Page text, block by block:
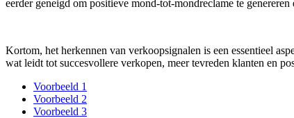
eerder geneigd om positieve mond-tot-mondreclame te genereren
Kortom, het herkennen van verkoopsignalen is een essentieel
wat leidt tot succesvollere verkopen, meer tevreden klanten en
Voorbeeld 1
Voorbeeld 2
Voorbeeld 3